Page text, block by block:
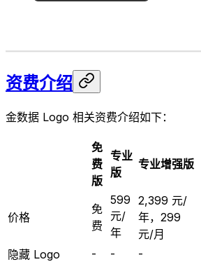
资费介绍
金数据 Logo 相关资费介绍如下：
免
费
版
专业
版
专业增强版
价格
免
费
599
元/
年
2,399 元/
年，299
元/月
隐藏 Logo - - -